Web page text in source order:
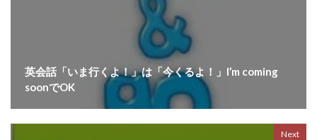
英会話「いま行くよ！」は「今くるよ！」I’m coming
soonでOK
Next